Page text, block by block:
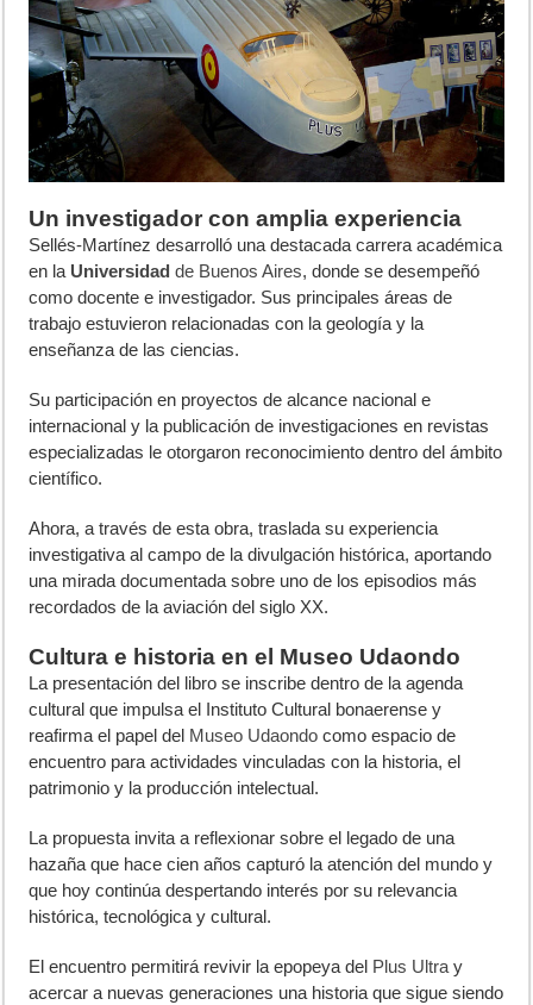
Un investigador con amplia experiencia
Sellés-Martínez desarrolló una destacada carrera académica
en la Universidad de Buenos Aires, donde se desempeñó
como docente e investigador. Sus principales áreas de
trabajo estuvieron relacionadas con la geología y la
enseñanza de las ciencias.
Su participación en proyectos de alcance nacional e
internacional y la publicación de investigaciones en revistas
especializadas le otorgaron reconocimiento dentro del ámbito
científico.
Ahora, a través de esta obra, traslada su experiencia
investigativa al campo de la divulgación histórica, aportando
una mirada documentada sobre uno de los episodios más
recordados de la aviación del siglo XX.
Cultura e historia en el Museo Udaondo
La presentación del libro se inscribe dentro de la agenda
cultural que impulsa el Instituto Cultural bonaerense y
reafirma el papel del Museo Udaondo como espacio de
encuentro para actividades vinculadas con la historia, el
patrimonio y la producción intelectual.
La propuesta invita a reflexionar sobre el legado de una
hazaña que hace cien años capturó la atención del mundo y
que hoy continúa despertando interés por su relevancia
histórica, tecnológica y cultural.
El encuentro permitirá revivir la epopeya del Plus Ultra y
acercar a nuevas generaciones una historia que sigue siendo